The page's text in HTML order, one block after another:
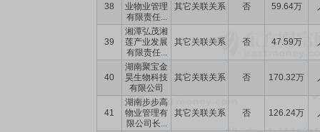
38
业物业管理
有限责任...
其它关联关系 否 59.64万
39
湘潭弘茂湘
莲产业发展
有限责任...
其它关联关系 否 47.59万
40
湖南聚宝金
昊生物科技
有限公司
其它关联关系 否 170.32万
41
湖南步步高
物业管理有
限公司长...
其它关联关系 否 126.24万